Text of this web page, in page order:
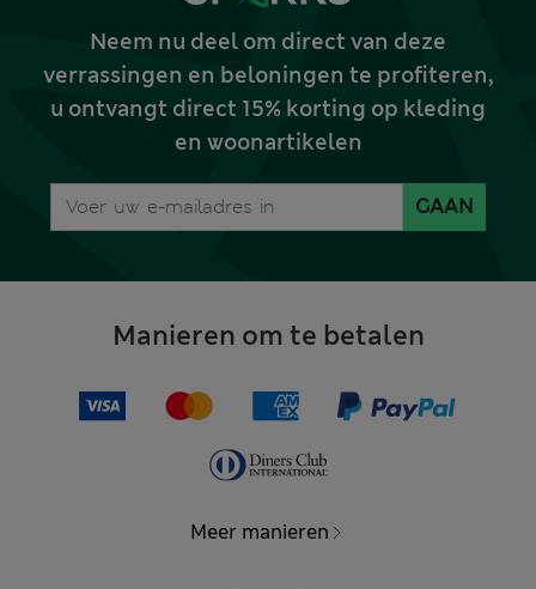
Neem nu deel om direct van deze
verrassingen en beloningen te profiteren,
u ontvangt direct 15% korting op kleding
en woonartikelen
GAAN
Manieren om te betalen
Meer manieren